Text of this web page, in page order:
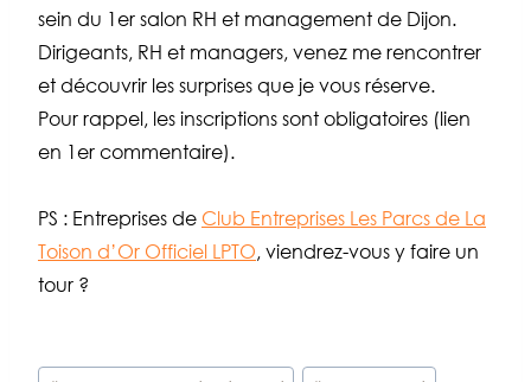
sein du 1er salon RH et management de Dijon.
Dirigeants, RH et managers, venez me rencontrer
et découvrir les surprises que je vous réserve.
Pour rappel, les inscriptions sont obligatoires (lien
en 1er commentaire).
PS : Entreprises de Club Entreprises Les Parcs de La
Toison d’Or Officiel LPTO, viendrez-vous y faire un
tour ?
Étiquettes